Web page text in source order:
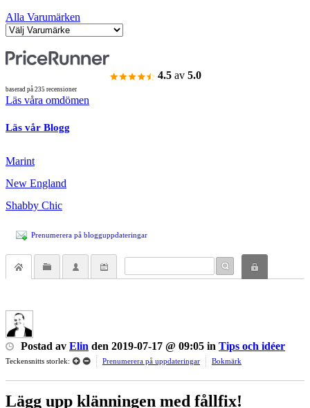
Alla Varumärken
4.5 av 5.0
baserad på 235 recensioner
Läs våra omdömen
Läs vår Blogg
Marint
New England
Shabby Chic
Prenumerera på blogguppdateringar
Postad av Elin den 2019-07-17 @ 09:05 in Tips och idéer
Teckensnitts storlek: Prenumerera på uppdateringar Bokmärk
Lägg upp klänningen med fållfix!